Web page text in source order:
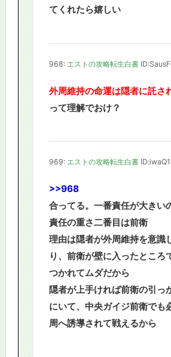
てくれたら嬉しい
968: エストの攻略転生白書
外周維持の命運は隠者に託さ
って理解でおけ？
969: エストの攻略転生白書
>>968
合ってる。一番責任が大きい
責任の重さ二番目は前衛
理由は隠者が外周維持を意識
り、前衛が壁に入ったところ
つかれてムダだから
隠者が上手ければ前衛の引っ
にいて、中央ガイジ前衛でも
周へ誘導されて戦えるから